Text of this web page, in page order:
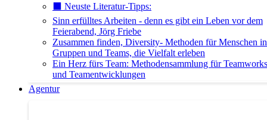
⬛️ Neuste Literatur-Tipps:
Sinn erfülltes Arbeiten - denn es gibt ein Leben vor dem
Feierabend, Jörg Friebe
Zusammen finden, Diversity- Methoden für Menschen in
Gruppen und Teams, die Vielfalt erleben
Ein Herz fürs Team: Methodensammlung für
und Teamentwicklungen
Agentur